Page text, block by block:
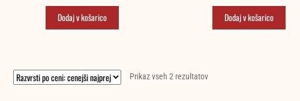
je
bila:
46,55 €.
Dodaj v košarico
je
bila:
52,25 €.
Dodaj v košarico
Prikaz vseh 2 rezultatovRazvrščeno